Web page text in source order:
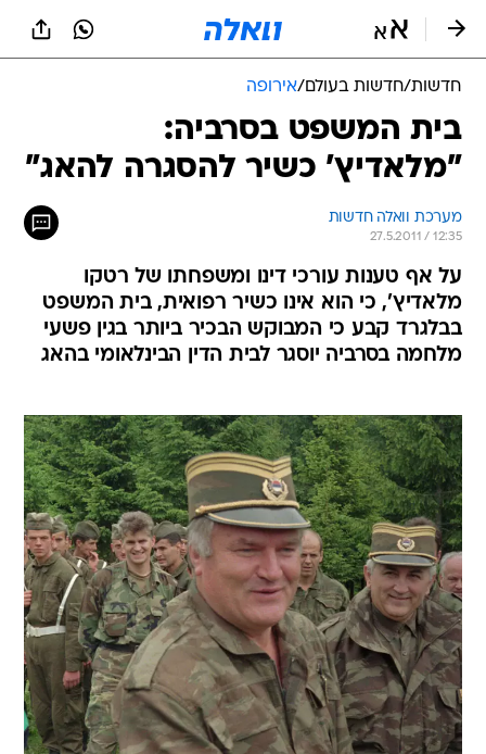
חדשות/חדשות בעולם/אירופה
בית המשפט בסרביה:
"מלאדיץ' כשיר להסגרה להאג"
מערכת וואלה חדשות
27.5.2011 / 12:35
על אף טענות עורכי דינו ומשפחתו של רטקו
מלאדיץ', כי הוא אינו כשיר רפואית, בית המשפט
בבלגרד קבע כי המבוקש הבכיר ביותר בגין פשעי
מלחמה בסרביה יוסגר לבית הדין הבינלאומי בהאג